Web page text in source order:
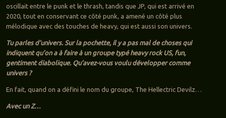
oscillait entre le punk et le thrash, tandis que JP, qui est arrivé en
2020, tout en conservant ce côté punk, a amené un côté plus
mélodique avec des touches de heavy, qui est aussi son univers.
Tu parles d’univers. Sur la pochette, il y a pas mal de choses qui
indiquent qu’on a à faire à un groupe typé heavy rock US, fun,
gentiment diabolique. Qu’avez-vous voulu développer comme
univers ?
En fait, quand on a défini le nom du groupe, The Hellectric Devilz…
Avec un Z…